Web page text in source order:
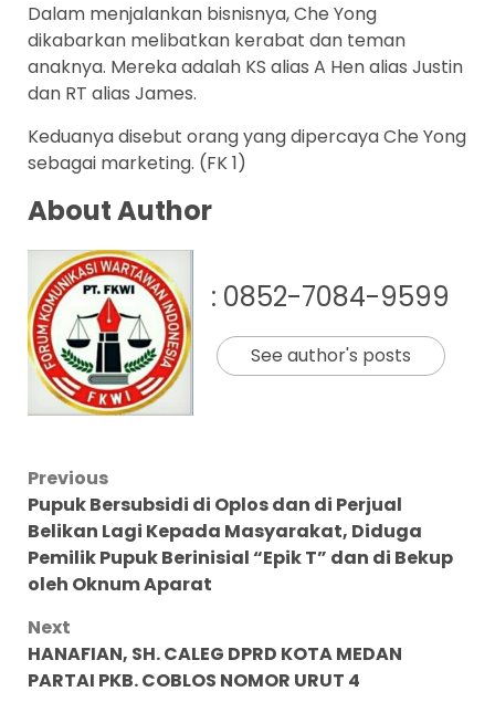
Dalam menjalankan bisnisnya, Che Yong
dikabarkan melibatkan kerabat dan teman
anaknya. Mereka adalah KS alias A Hen alias Justin
dan RT alias James.
Keduanya disebut orang yang dipercaya Che Yong
sebagai marketing. (FK 1)
About Author
: 0852-7084-9599
See author's posts
Post
navigation
Previous
Pupuk Bersubsidi di Oplos dan di Perjual
Belikan Lagi Kepada Masyarakat, Diduga
Pemilik Pupuk Berinisial “Epik T” dan di Bekup
oleh Oknum Aparat
Next
HANAFIAN, SH. CALEG DPRD KOTA MEDAN
PARTAI PKB. COBLOS NOMOR URUT 4